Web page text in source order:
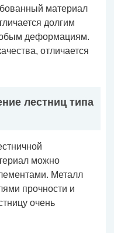
материал
долгим
деформациям.
отличается
лестниц типа
можно
Металл
прочности и
очень